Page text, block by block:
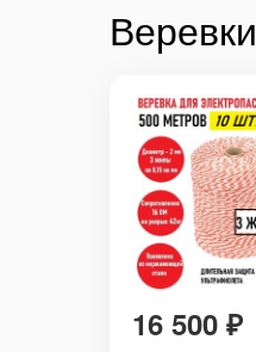
Веревки
16 500 ₽